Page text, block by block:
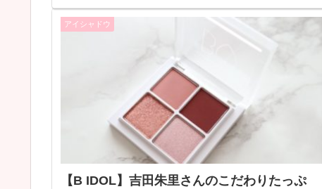
アイシャドウ
【B IDOL】吉田朱里さんのこだわりたっぷ